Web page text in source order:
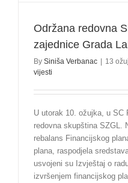
Održana redovna
zajednice Grada
By Siniša Verbanac | 13
vijesti
U utorak 10. ožujka, u SC
redovna skupština SZGL.
rebalans Financijskog
plana, raspodjela
usvojeni su Izvještaj o
izvršenjem financijskog